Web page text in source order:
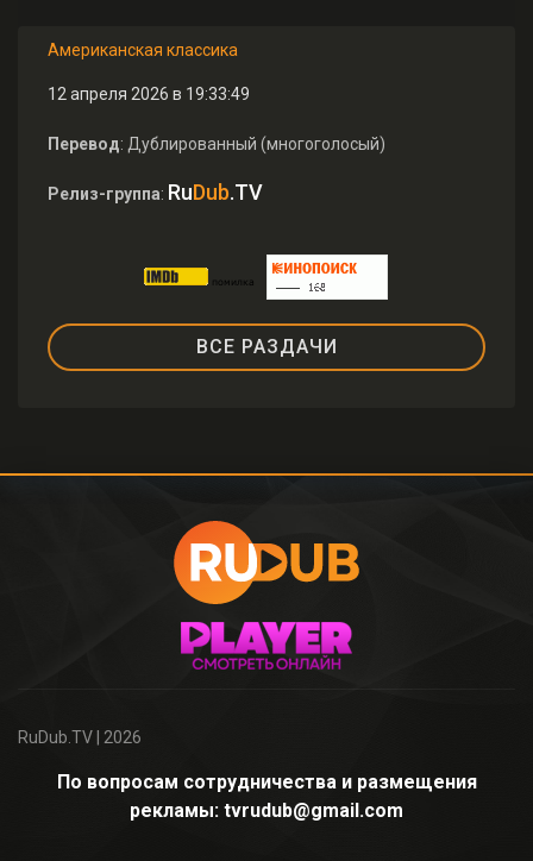
Американская классика
12 апреля 2026 в 19:33:49
Перевод: Дублированный (многоголосый)
Релиз-группа: RuDub.TV
ВСЕ РАЗДАЧИ
RuDub.TV | 2026
По вопросам сотрудничества и размещения
рекламы: tvrudub@gmail.com